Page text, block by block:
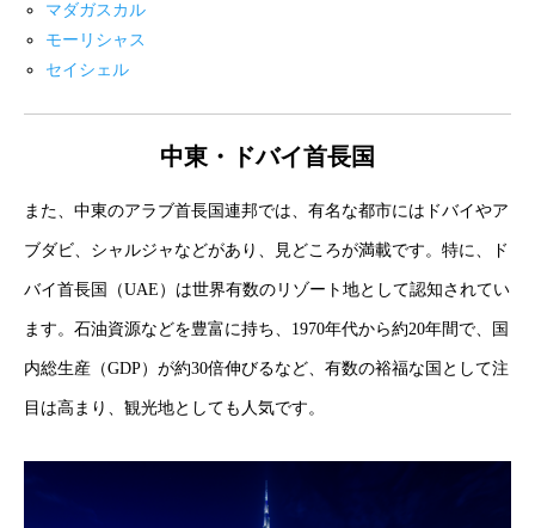
マダガスカル
モーリシャス
セイシェル
中東・ドバイ首長国
また、中東のアラブ首長国連邦では、有名な都市にはドバイやア
ブダビ、シャルジャなどがあり、見どころが満載です。特に、ド
バイ首長国（UAE）は世界有数のリゾート地として認知されてい
ます。石油資源などを豊富に持ち、1970年代から約20年間で、国
内総生産（GDP）が約30倍伸びるなど、有数の裕福な国として注
目は高まり、観光地としても人気です。